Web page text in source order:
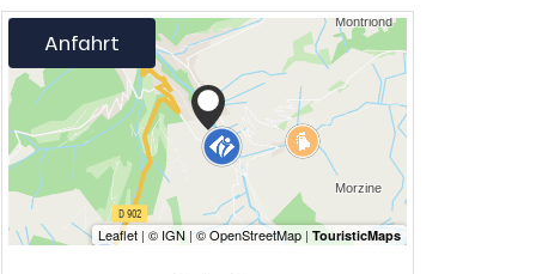
Anfahrt